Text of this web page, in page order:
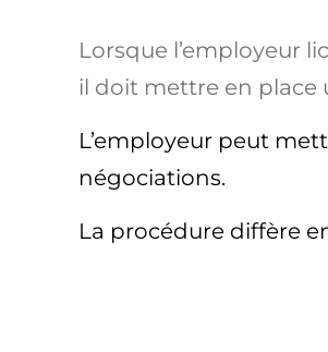
Lorsque l’employeur
il doit mettre en place
L’employeur peut
négociations.
La procédure diffère